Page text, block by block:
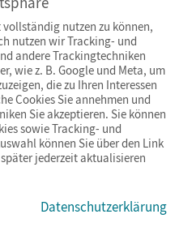
Cookies & Co.
nutzen zu können,
nutzen wir Tracking- und
andere Trackingtechniken
wie z. B. Google und Meta, um
die zu Ihren Interessen
Cookies Sie annehmen und
Sie akzeptieren. Sie können
sowie Tracking- und
können Sie über den Link
später jederzeit aktualisieren
Datenschutzerklärung